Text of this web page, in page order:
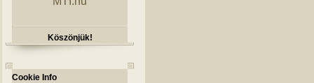
Köszönjük!
Cookie Info